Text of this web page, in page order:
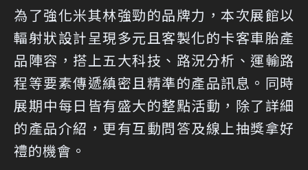
為了強化米其林強勁的品牌力，本次展館以
輻射狀設計呈現多元且客製化的卡客車胎產
品陣容，搭上五大科技、路況分析、運輸路
程等要素傳遞縝密且精準的產品訊息。同時
展期中每日皆有盛大的整點活動，除了詳細
的產品介紹，更有互動問答及線上抽獎拿好
禮的機會。